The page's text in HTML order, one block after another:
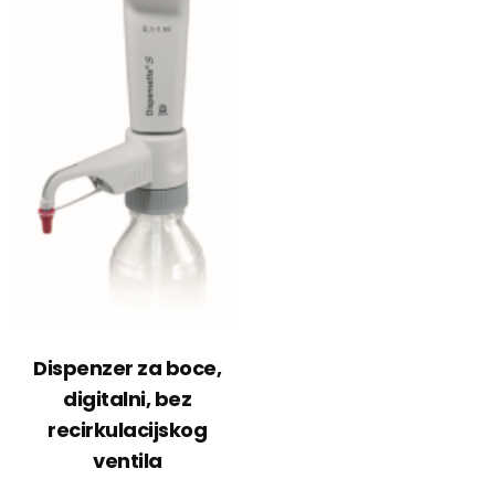
Dispenzer za boce,
digitalni, bez
recirkulacijskog
ventila